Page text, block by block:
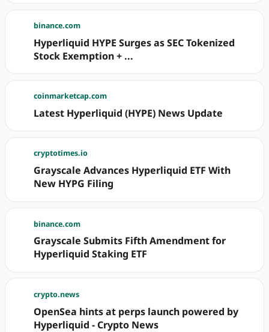
binance.com
Hyperliquid HYPE Surges as SEC Tokenized
Stock Exemption + ...
coinmarketcap.com
Latest Hyperliquid (HYPE) News Update
cryptotimes.io
Grayscale Advances Hyperliquid ETF With
New HYPG Filing
binance.com
Grayscale Submits Fifth Amendment for
Hyperliquid Staking ETF
crypto.news
OpenSea hints at perps launch powered by
Hyperliquid - Crypto News